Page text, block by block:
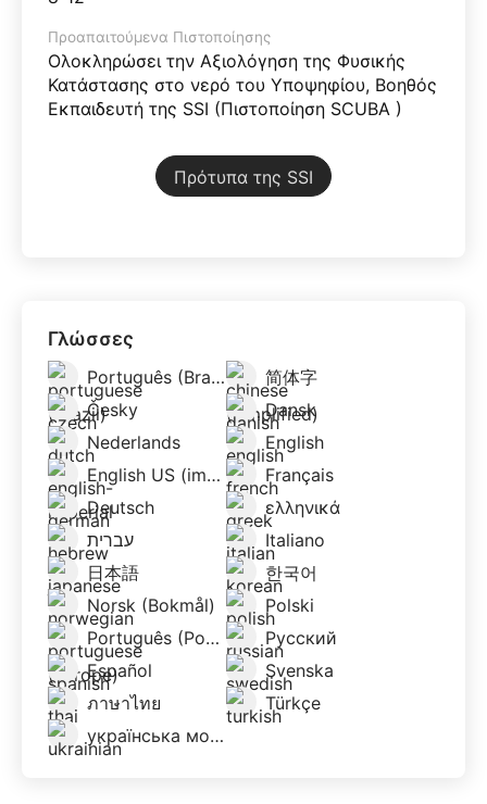
Προαπαιτούμενα Πιστοποίησης
Ολοκληρώσει την Αξιολόγηση της Φυσικής
Κατάστασης στο νερό του Υποψηφίου, Βοηθός
Εκπαιδευτή της SSI (Πιστοποίηση SCUBA )
Πρότυπα της SSI
Γλώσσες
Português (Brazil)
简体字
Česky
Dansk
Nederlands
English
English US (imperial)
Français
Deutsch
ελληνικά
עברית
Italiano
日本語
한국어
Norsk (Bokmål)
Polski
Português (Portugal)
Русский
Español
Svenska
ภาษาไทย
Türkçe
українська мова